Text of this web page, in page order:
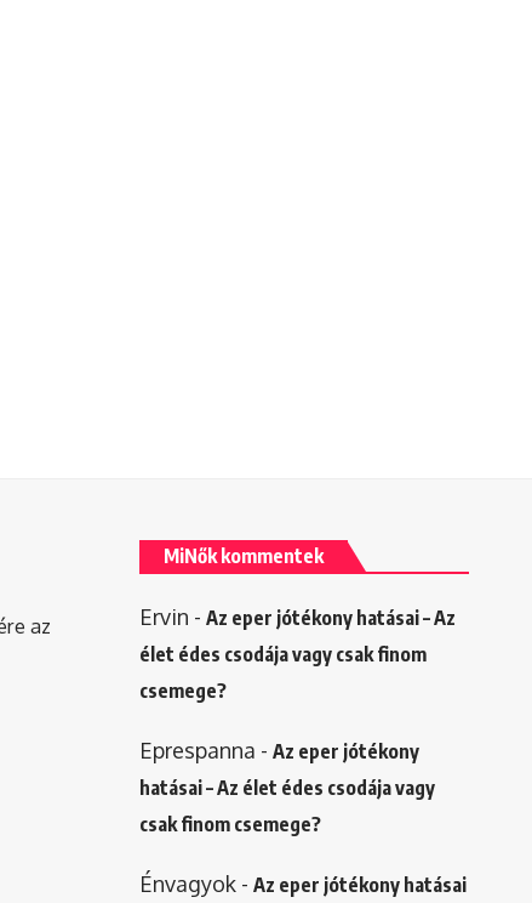
az
MiNők kommentek
Ervin - Az eper jótékony hatásai – Az
élet édes csodája vagy csak finom
csemege?
Eprespanna - Az eper jótékony
hatásai – Az élet édes csodája vagy
csak finom csemege?
Énvagyok- Az eper jótékony hatásai